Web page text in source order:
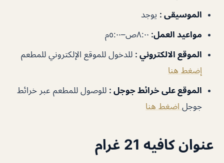
الموسيقى : يوجد
مواعيد العمل: ٨:٠٠ص–٥:٠٠م
الموقع الالكتروني : للدخول للموقع الإلكتروني للمطعم
إضغط هنا
الموقع على خرائط جوجل : للوصول للمطعم عبر خرائط
جوجل اضغط هنا
عنوان كافيه 21 غرام